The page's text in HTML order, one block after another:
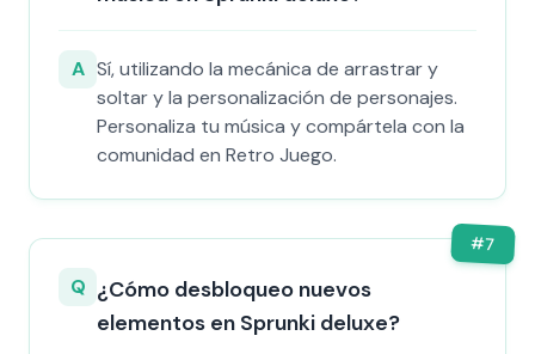
A Sí, utilizando la mecánica de arrastrar y
soltar y la personalización de personajes.
Personaliza tu música y compártela con la
comunidad en Retro Juego.
#7
Q ¿Cómo desbloqueo nuevos
elementos en Sprunki deluxe?